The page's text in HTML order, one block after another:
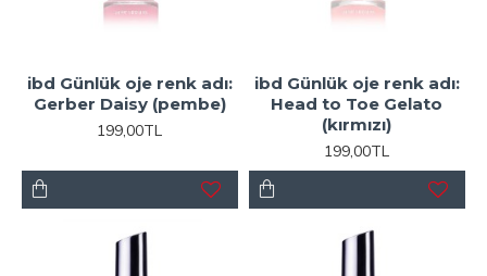
ibd Günlük oje renk adı:
Gerber Daisy (pembe)
199,00TL
ibd Günlük oje renk adı:
Head to Toe Gelato
(kırmızı)
199,00TL